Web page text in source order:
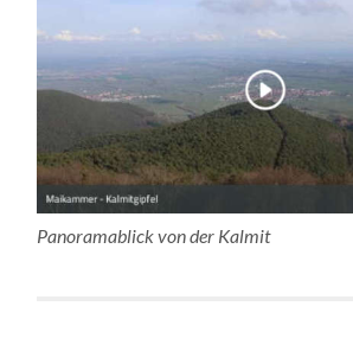
Panoramablick von der Kalmit